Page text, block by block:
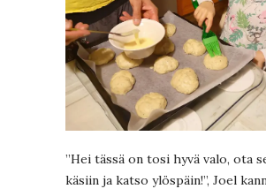
”Hei tässä on tosi hyvä valo, ota
käsiin ja katso ylöspäin!”, Joel